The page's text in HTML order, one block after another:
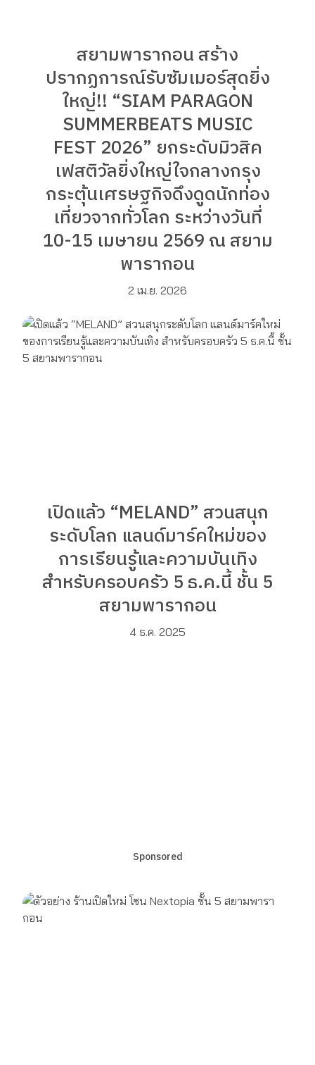
สยามพารากอน สร้าง
ปรากฏการณ์รับซัมเมอร์สุดยิ่ง
ใหญ่!! “SIAM PARAGON
SUMMERBEATS MUSIC
FEST 2026” ยกระดับมิวสิค
เฟสติวัลยิ่งใหญ่ใจกลางกรุง
กระตุ้นเศรษฐกิจดึงดูดนักท่อง
เที่ยวจากทั่วโลก ระหว่างวันที่
10-15 เมษายน 2569 ณ สยาม
พารากอน
2 เม.ย. 2026
เปิดแล้ว “MELAND” สวนสนุก
ระดับโลก แลนด์มาร์คใหม่ของ
การเรียนรู้และความบันเทิง
สำหรับครอบครัว 5 ธ.ค.นี้ ชั้น 5
สยามพารากอน
4 ธ.ค. 2025
Sponsored